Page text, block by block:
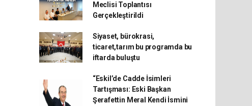
Meclisi Toplantısı
Gerçekleştirildi
Siyaset, bürokrasi,
ticaret,tarım bu programda bu
iftarda buluştu
“Eskil’de Cadde İsimleri
Tartışması: Eski Başkan
Şerafettin Meral Kendi İsmini